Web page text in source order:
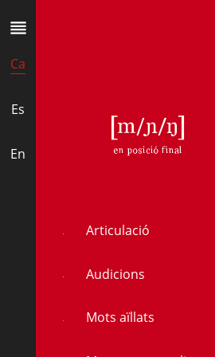
Ca
Es
En ŋ
Articulació
Audicions
Mots aïllats